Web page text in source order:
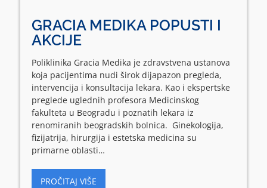
GRACIA MEDIKA POPUSTI I
AKCIJE
Poliklinika Gracia Medika je zdravstvena ustanova
koja pacijentima nudi širok dijapazon pregleda,
intervencija i konsultacija lekara. Kao i ekspertske
preglede uglednih profesora Medicinskog
fakulteta u Beogradu i poznatih lekara iz
renomiranih beogradskih bolnica. Ginekologija,
fizijatrija, hirurgija i estetska medicina su
primarne oblasti…
PROČITAJ VIŠE